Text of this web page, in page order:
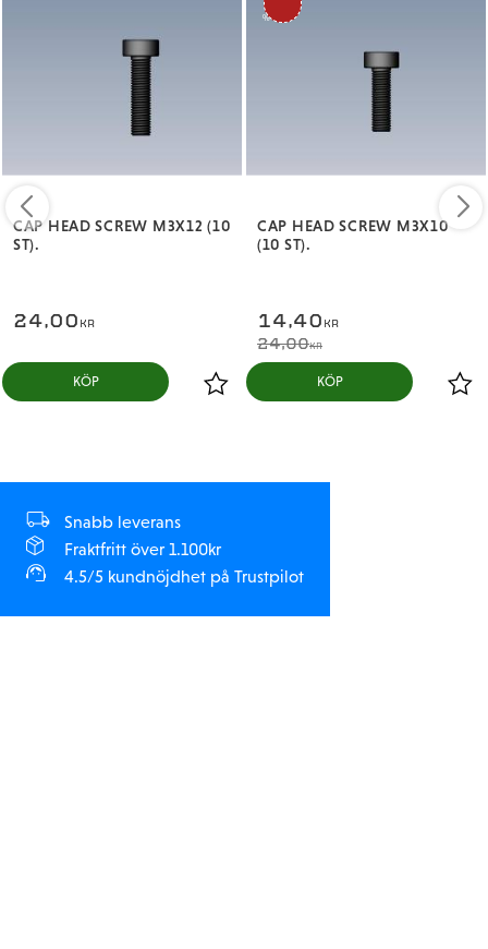
CAP HEAD SCREW M3X12 (10
ST).
24,00 KR
KÖP
CAP HEAD SCREW M3X10
(10 ST).
14,40 KR
24,00KR
%
KÖP
Snabb leverans
Fraktfritt över 1.100kr
4.5/5 kundnöjdhet på Trustpilot